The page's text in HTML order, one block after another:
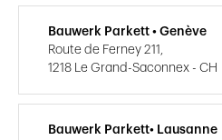
Bauwerk Parkett • Genève
Route de Ferney 211,
1218 Le Grand-Saconnex - CH
Bauwerk Parkett• Lausanne